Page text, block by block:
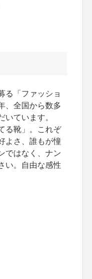
る「ファッショ
、全国から数多
いています。
る靴」。これぞ
よさ、誰もが憧
ではなく、ナン
い。自由な感性